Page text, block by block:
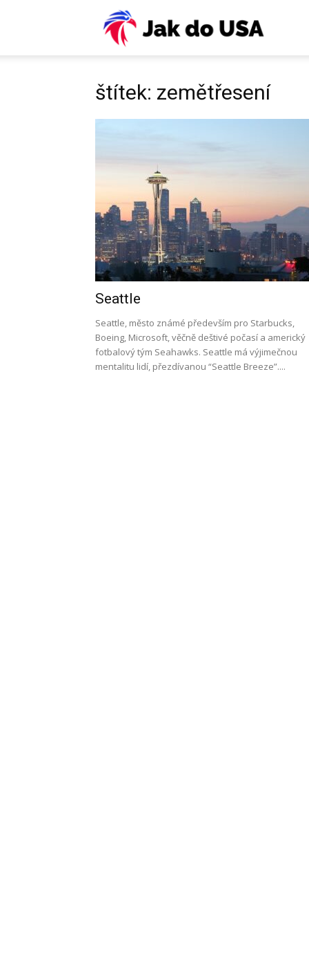
Work
štítek: zemětřesení
Seattle
Seattle, město známé především pro Starbucks,
Boeing, Microsoft, věčně deštivé počasí a americký
fotbalový tým Seahawks. Seattle má výjimečnou
mentalitu lidí, přezdívanou “Seattle Breeze”....